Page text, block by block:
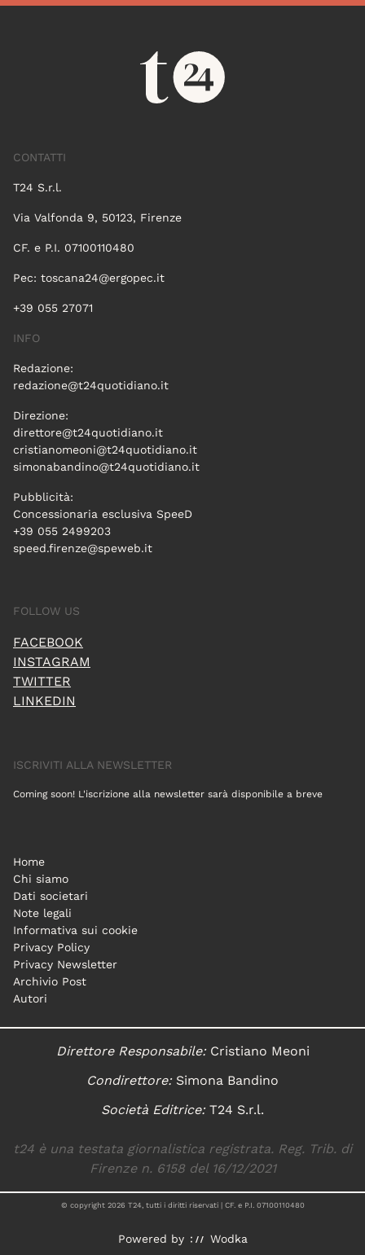
CONTATTI
T24 S.r.l.
Via Valfonda 9, 50123, Firenze
CF. e P.I. 07100110480
Pec: toscana24@ergopec.it
+39 055 27071
INFO
Redazione:
redazione@t24quotidiano.it
Direzione:
direttore@t24quotidiano.it
cristianomeoni@t24quotidiano.it
simonabandino@t24quotidiano.it
Pubblicità:
Concessionaria esclusiva SpeeD
+39 055 2499203
speed.firenze@speweb.it
FOLLOW US
FACEBOOK
INSTAGRAM
TWITTER
LINKEDIN
ISCRIVITI ALLA NEWSLETTER
Coming soon! L'iscrizione alla newsletter sarà disponibile a breve
Home
Chi siamo
Dati societari
Note legali
Informativa sui cookie
Privacy Policy
Privacy Newsletter
Archivio Post
Autori
Direttore Responsabile:Cristiano Meoni
Condirettore:Simona Bandino
Società Editrice:T24 S.r.l.
t24 è una testata giornalistica registrata. Reg. Trib. di
Firenze n. 6158 del 16/12/2021
© copyright 2026 T24, tutti i diritti riservati | CF. e P.I. 07100110480
Powered by Wodka